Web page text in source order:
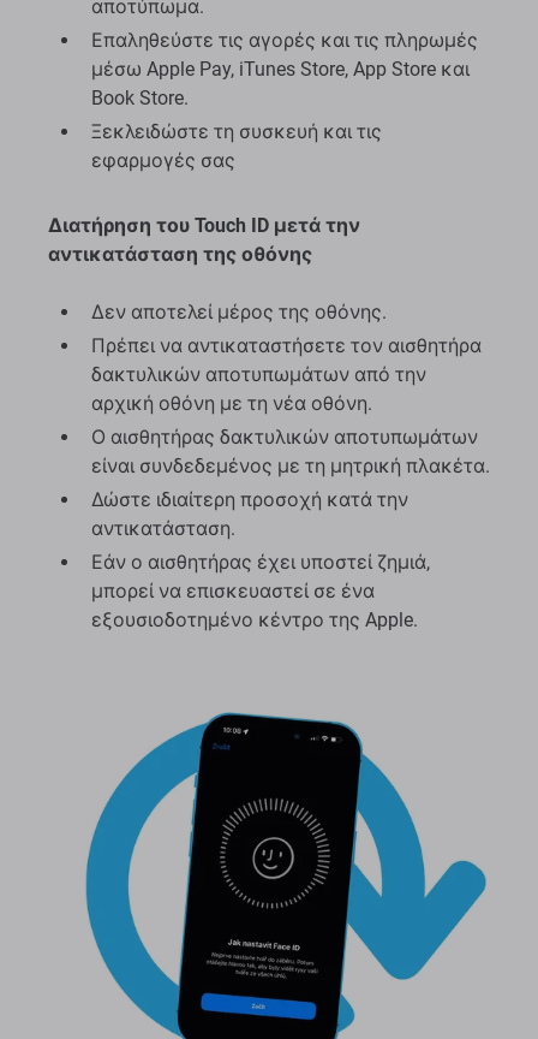
αποτύπωμα.
Επαληθεύστε τις αγορές και τις πληρωμές
μέσω Apple Pay, iTunes Store, App Store και
Book Store.
Ξεκλειδώστε τη συσκευή και τις
εφαρμογές σας
Διατήρηση του Touch ID μετά την
αντικατάσταση της οθόνης
Δεν αποτελεί μέρος της οθόνης.
Πρέπει να αντικαταστήσετε τον αισθητήρα
δακτυλικών αποτυπωμάτων από την
αρχική οθόνη με τη νέα οθόνη.
Ο αισθητήρας δακτυλικών αποτυπωμάτων
είναι συνδεδεμένος με τη μητρική πλακέτα.
Δώστε ιδιαίτερη προσοχή κατά την
αντικατάσταση.
Εάν ο αισθητήρας έχει υποστεί ζημιά,
μπορεί να επισκευαστεί σε ένα
εξουσιοδοτημένο κέντρο της Apple.